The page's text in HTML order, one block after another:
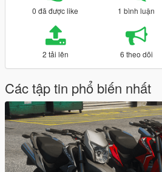
0 đã được like 1 bình luận
2 tải lên 6 theo dõi
Các tập tin phổ biến nhất